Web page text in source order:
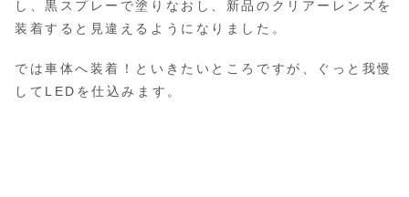
し、黒スプレーで塗りなおし、新品のクリアーレンズを
装着すると見違えるようになりました。
では車体へ装着！といきたいところですが、ぐっと我慢
してLEDを仕込みます。